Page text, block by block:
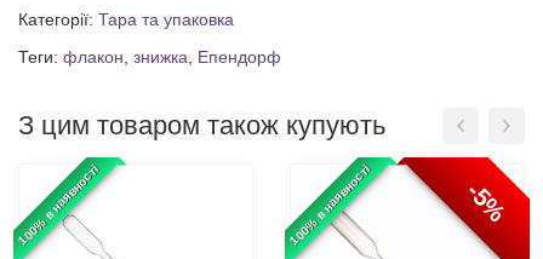
Категорії: Тара та упаковка
Теги: флакон знижка Епендорф
З цим товаром також купують
100% в наявності 100% в наявності -5%